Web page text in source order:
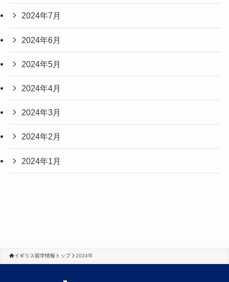
2024年7月
2024年6月
2024年5月
2024年4月
2024年3月
2024年2月
2024年1月
イギリス留学情報トップ 2024年